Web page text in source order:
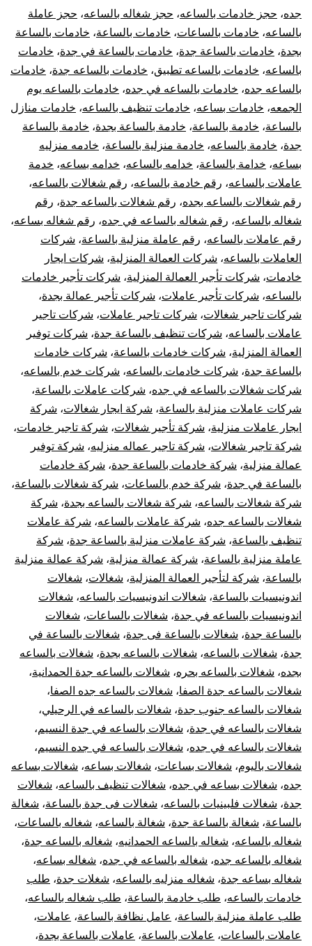
جده، حجز خادمات بالساعه، حجز شغاله بالساعه، حجز عاملة
بالساعه، خادمات بالساعات، خادمات بالساعة، خادمات بالساعة
بجدة، خادمات بالساعة جدة، خادمات بالساعة في جدة، خادمات
بالساعه، خادمات بالساعه تطبيق، خادمات بالساعه جدة، خادمات
بالساعه جده، خادمات بالساعه في جده، خادمات بالساعه يوم
الجمعه، خادمات بساعه، خادمات تنظيف بالساعه، خادمات منازل
بالساعة، خادمة بالساعة، خادمة بالساعة بجدة، خادمة بالساعة
جدة، خادمة بالساعه، خادمة منزلية بالساعة، خادمه منزليه
بساعه، خدامة بالساعة، خدامه بالساعه، خدامه بساعه، خدمة
عاملات بالساعه، رقم خادمة بالساعه، رقم شغالات بالساعه،
رقم شغالات بالساعه بجده، رقم شغالات بالساعه جدة، رقم
شغاله بالساعه، رقم شغاله بالساعه في جده، رقم شغاله بساعه،
رقم عاملات بالساعه، رقم عاملة منزلية بالساعة، شركات
العاملات بالساعه، شركات العمالة المنزلية، شركات ايجار
خادمات، شركات تأجير العمالة المنزلية، شركات تأجير خادمات
بالساعه، شركات تأجير عاملات، شركات تأجير عمالة بجدة،
شركات تاجير شغالات، شركات تاجير عاملات، شركات تاجير
عاملات بالساعه، شركات تنظيف بالساعة جدة، شركات توفير
العمالة المنزلية، شركات خادمات بالساعة، شركات خادمات
بالساعة جدة، شركات خادمات بالساعه، شركات خدم بالساعه،
شركات شغالات بالساعه في جده، شركات عاملات بالساعة،
شركات عاملات منزلية بالساعة، شركة ايجار شغالات، شركة
ايجار عاملات منزلية، شركة تأجير شغالات، شركة تاجير خادمات،
شركة تاجير شغالات، شركة تاجير عماله منزليه، شركة توفير
عمالة منزلية، شركة خادمات بالساعة جدة، شركة خادمات
بالساعة في جدة، شركة خدم بالساعات، شركة شغالات بالساعة،
شركة شغالات بالساعه، شركة شغالات بالساعه بجدة، شركة
شغالات بالساعه جده، شركة عاملات بالساعه، شركة عاملات
تنظيف بالساعة، شركة عاملات منزلية بالساعة جدة، شركة
عاملة منزلية بالساعة، شركة عمالة منزلية، شركة عمالة منزلية
بالساعة، شركة لتأجير العمالة المنزلية، شغالات، شغالات
اندونيسيات بالساعة، شغالات اندونيسيات بالساعه، شغالات
اندونيسيات بالساعه في جدة، شغالات بالساعات، شغالات
بالساعة جدة، شغالات بالساعة فى جدة، شغالات بالساعة في
جدة، شغالات بالساعه، شغالات بالساعه بجدة، شغالات بالساعه
بجده، شغالات بالساعه بحره، شغالات بالساعه جدة الحمدانية،
شغالات بالساعه جدة الصفا، شغالات بالساعه جده الصفا،
شغالات بالساعه جنوب جدة، شغالات بالساعه في الرحيلي،
شغالات بالساعه في جدة، شغالات بالساعه في جدة النسيم،
شغالات بالساعه في جده، شغالات بالساعه في جده النسيم،
شغالات باليوم، شغالات بساعات، شغالات بساعه، شغالات بساعه
جده، شغالات بساعه في جده، شغالات تنظيف بالساعه، شغالات
جدة، شغالات فلبينيات بالساعه، شغالات فى جدة بالساعة، شغالة
بالساعة، شغالة بالساعة جدة، شغالة بالساعه، شغاله بالساعات،
شغاله بالساعه، شغاله بالساعه الحمدانيه، شغاله بالساعه جدة،
شغاله بالساعه جده، شغاله بالساعه في جده، شغاله بساعه،
شغاله بساعه جدة، شغاله منزليه بالساعه، شغلات جدة، طلب
خادمات بالساعه، طلب خادمة بالساعة، طلب شغاله بالساعه،
طلب عاملة منزلية بالساعة، عامل نظافة بالساعة، عاملات،
عاملات بالساعات، عاملات بالساعة، عاملات بالساعة بجدة،